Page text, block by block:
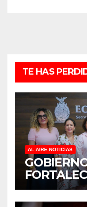
TE HAS
AL AIRE NOTICIAS
MUJERES
CULIACÁN